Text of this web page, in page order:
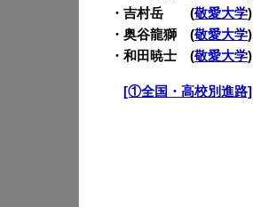
・吉村岳 (敬愛大学)
・奥谷龍獅 (敬愛大学)
・和田暁士 (敬愛大学)
[①全国・高校別進路]